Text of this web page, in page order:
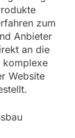
zum
Anbieter
an die
komplexe
Website